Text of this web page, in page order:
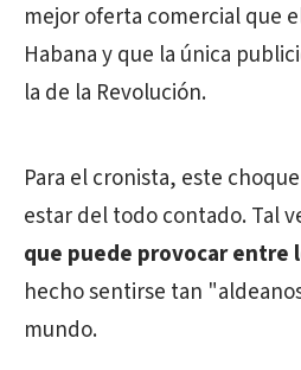
mejor oferta comercial que
Habana y que la única
la de la Revolución.
Para el cronista, este
estar del todo contado. Tal
que puede provocar entre
hecho sentirse tan
mundo.